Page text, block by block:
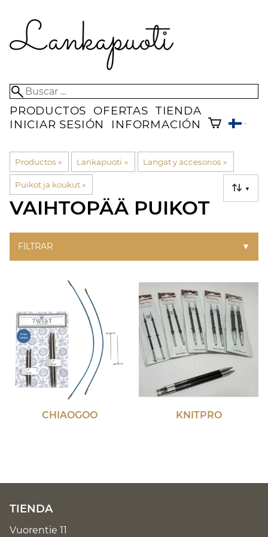
PRODUCTOS OFERTAS TIENDA
INICIAR SESIÓN
INFORMACIÓN
Productos ‪» Lankapuoti ‪» Langat y accesorios ‪»
Puikot ja koukut‪» ▼
VAIHTOPÄÄ PUIKOT
FILTRAR ▼
CHIAOGOO KNITPRO
TIENDA
Vuorentie 11